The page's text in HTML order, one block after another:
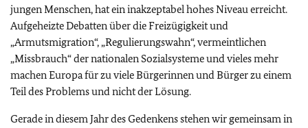
jungen Menschen, hat ein inakzeptabel hohes Niveau erreicht.
Aufgeheizte Debatten über die Freizügigkeit und
„Armutsmigration“, „Regulierungswahn“, vermeintlichen
„Missbrauch“ der nationalen Sozialsysteme und vieles mehr
machen Europa für zu viele Bürgerinnen und Bürger zu einem
Teil des Problems und nicht der Lösung.
Gerade in diesem Jahr des Gedenkens stehen wir gemeinsam in